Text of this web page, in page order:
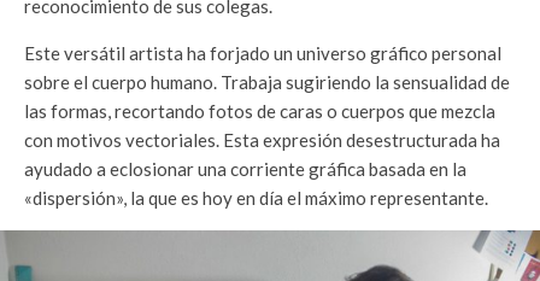
reconocimiento de sus colegas.
Este versátil artista ha forjado un universo gráfico personal
sobre el cuerpo humano. Trabaja sugiriendo la sensualidad de
las formas, recortando fotos de caras o cuerpos que mezcla
con motivos vectoriales. Esta expresión desestructurada ha
ayudado a eclosionar una corriente gráfica basada en la
«dispersión», la que es hoy en día el máximo representante.